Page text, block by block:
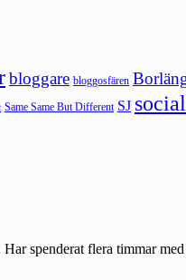
bloggare bloggosfären
Same Same But Different SJ
spenderat flera timmar